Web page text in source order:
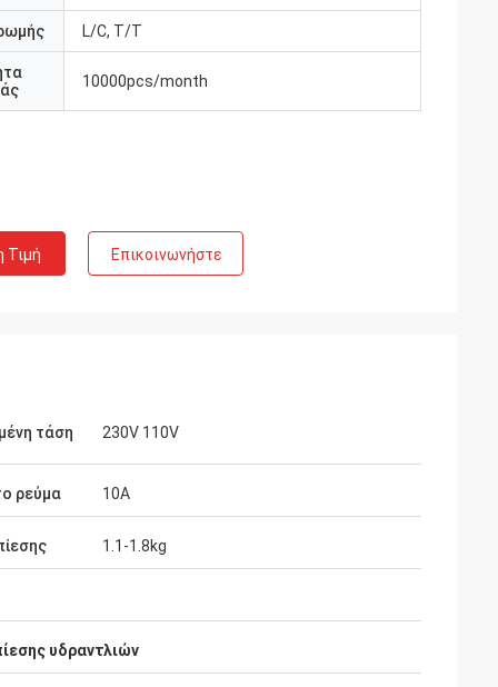
καλό στο
μηχανικοί
L/C, T/T
10000pcs/month
Τιμή Επικοινωνήστε
τάση 230V 110V
ρεύμα 10A
1.1-1.8kg
υδραντλιών